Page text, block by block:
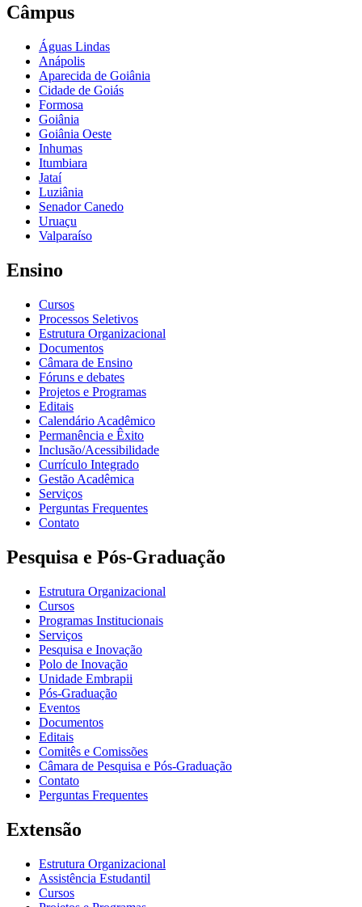
Câmpus
Águas Lindas
Anápolis
Aparecida de Goiânia
Cidade de Goiás
Formosa
Goiânia
Goiânia Oeste
Inhumas
Itumbiara
Jataí
Luziânia
Senador Canedo
Uruaçu
Valparaíso
Ensino
Cursos
Processos Seletivos
Estrutura Organizacional
Documentos
Câmara de Ensino
Fóruns e debates
Projetos e Programas
Editais
Calendário Acadêmico
Permanência e Êxito
Inclusão/Acessibilidade
Currículo Integrado
Gestão Acadêmica
Serviços
Perguntas Frequentes
Contato
Pesquisa e Pós-Graduação
Estrutura Organizacional
Cursos
Programas Institucionais
Serviços
Pesquisa e Inovação
Polo de Inovação
Unidade Embrapii
Pós-Graduação
Eventos
Documentos
Editais
Comitês e Comissões
Câmara de Pesquisa e Pós-Graduação
Contato
Perguntas Frequentes
Extensão
Estrutura Organizacional
Assistência Estudantil
Cursos